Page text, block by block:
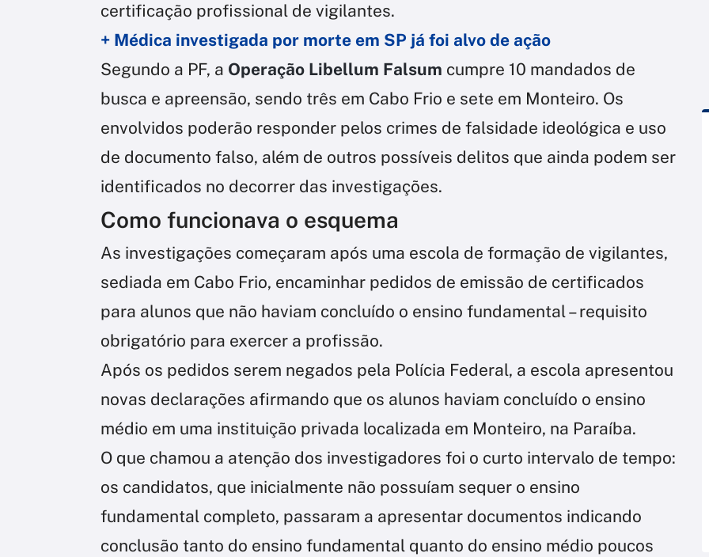
certificação profissional de vigilantes.
+ Médica investigada por morte em SP já foi alvo de ação
Segundo a PF, a Operação Libellum Falsum cumpre 10 mandados de
busca e apreensão, sendo três em Cabo Frio e sete em Monteiro. Os
envolvidos poderão responder pelos crimes de falsidade ideológica e uso
de documento falso, além de outros possíveis delitos que ainda podem ser
identificados no decorrer das investigações.
Como funcionava o esquema
As investigações começaram após uma escola de formação de vigilantes,
sediada em Cabo Frio, encaminhar pedidos de emissão de certificados
para alunos que não haviam concluído o ensino fundamental – requisito
obrigatório para exercer a profissão.
Após os pedidos serem negados pela Polícia Federal, a escola apresentou
novas declarações afirmando que os alunos haviam concluído o ensino
médio em uma instituição privada localizada em Monteiro, na Paraíba.
O que chamou a atenção dos investigadores foi o curto intervalo de tempo:
os candidatos, que inicialmente não possuíam sequer o ensino
fundamental completo, passaram a apresentar documentos indicando
conclusão tanto do ensino fundamental quanto do ensino médio poucos